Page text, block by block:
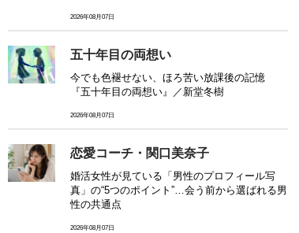
2026年08月07日
五十年目の両想い
今でも色褪せない、ほろ苦い放課後の記憶
『五十年目の両想い』／新堂冬樹
2026年08月07日
恋愛コーチ・関口美奈子
婚活女性が見ている「男性のプロフィール写
真」の“5つのポイント”…会う前から選ばれる男
性の共通点
2026年08月07日